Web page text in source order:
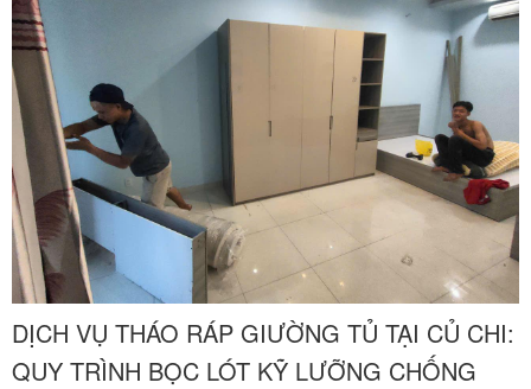
DỊCH VỤ THÁO RÁP GIƯỜNG TỦ TẠI CỦ CHI:
QUY TRÌNH BỌC LÓT KỸ LƯỠNG CHỐNG